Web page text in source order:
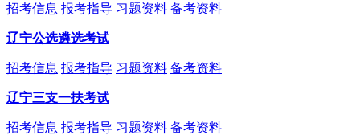
招考信息 报考指导 习题资料 备考资料
辽宁公选遴选考试
招考信息 报考指导 习题资料 备考资料
辽宁三支一扶考试
招考信息 报考指导 习题资料 备考资料